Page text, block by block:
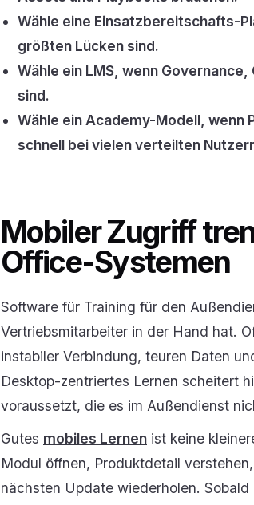
Wähle eine Einsatzbereitschafts-
größten Lücken sind.
Wähle ein LMS, wenn
sind.
Wähle ein Academy-Modell, wenn
schnell bei vielen verteilten
Mobiler Zugriff
Office-Systemen
Software für Training für den
Vertriebsmitarbeiter in der Hand hat.
instabiler Verbindung, teuren Daten
Desktop-zentriertes Lernen scheitert
voraussetzt, die es im Außendienst
Gutes mobiles Lernen ist keine
Modul öffnen, Produktdetail
nächsten Update wiederholen.